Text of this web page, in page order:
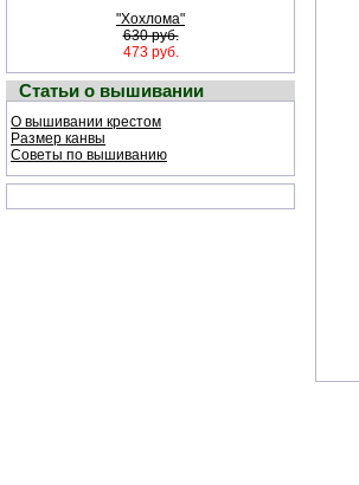
"Хохлома"
630 руб.
473 руб.
Статьи о вышивании
О вышивании крестом
Размер канвы
Советы по вышиванию